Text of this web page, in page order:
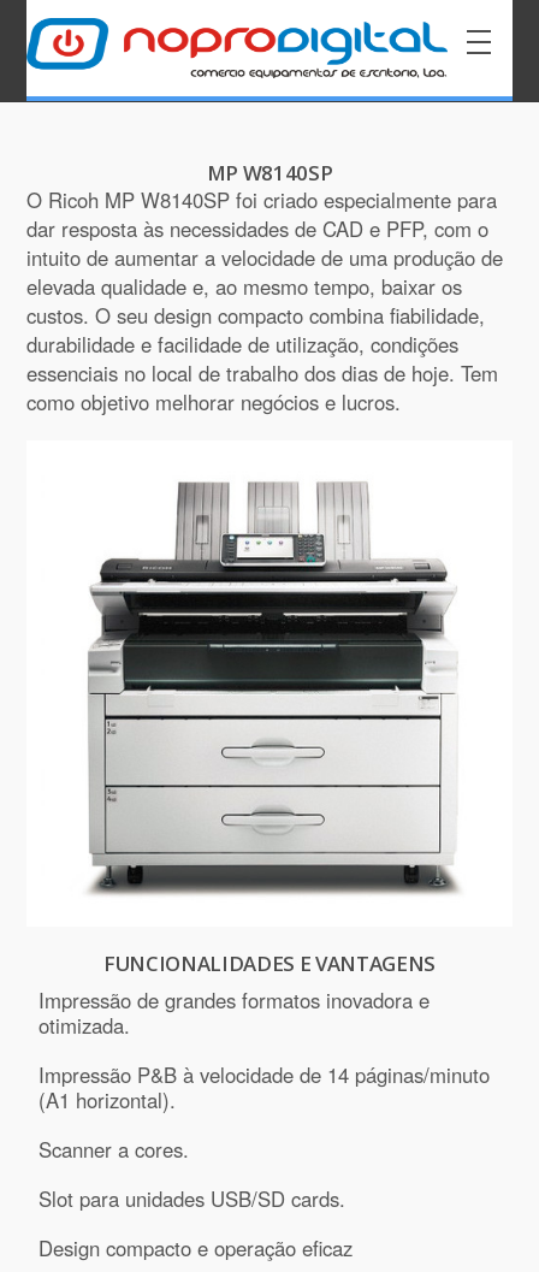
MP W8140SP
O Ricoh MP W8140SP foi criado especialmente para
dar resposta às necessidades de CAD e PFP, com o
intuito de aumentar a velocidade de uma produção de
elevada qualidade e, ao mesmo tempo, baixar os
custos. O seu design compacto combina fiabilidade,
durabilidade e facilidade de utilização, condições
essenciais no local de trabalho dos dias de hoje. Tem
como objetivo melhorar negócios e lucros.
FUNCIONALIDADES E VANTAGENS
Impressão de grandes formatos inovadora e
otimizada.
Impressão P&B à velocidade de 14 páginas/minuto
(A1 horizontal).
Scanner a cores.
Slot para unidades USB/SD cards.
Design compacto e operação eficaz